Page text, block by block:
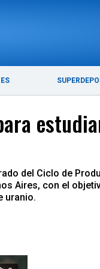
del Ciclo de
Aires, con el
uranio.